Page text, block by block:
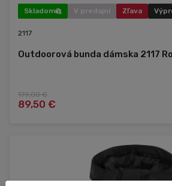
Skladom V predajni Zľava
2117
Outdoorová bunda dámska 2117
179,00 €
89,50 €